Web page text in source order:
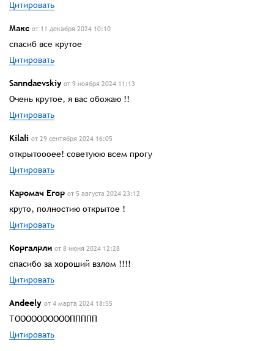
Цитировать
Макс от 11 декабря 2024 10:10
спасиб все крутое
Цитировать
Sanndaevskiy от 9 ноября 2024 11:13
Очень крутое, я вас обожаю !!
Цитировать
Kilali от 29 сентября 2024 16:05
открытоооее! советуюю всем прогу
Цитировать
Каромач Егор от 5 августа 2024 23:12
круто, полностию открытое !
Цитировать
Коргалрли от 8 июня 2024 12:28
спасибо за хороший взлом !!!!
Цитировать
Andeelу от 4 марта 2024 18:55
ТООООООООООППППП
Цитировать